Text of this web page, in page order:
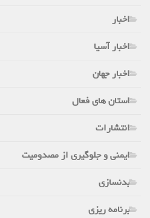
اخبار
اخبار آسیا
اخبار جهان
استان های فعال
انتشارات
ایمنی و جلوگیری از مصدومیت
بدنسازی
برنامه ریزی